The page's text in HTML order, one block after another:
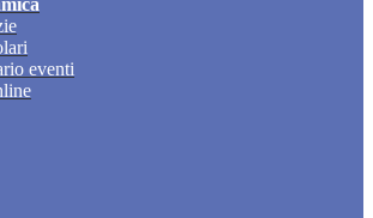
eventi